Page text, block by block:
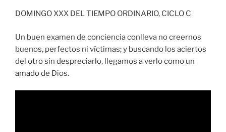
DOMINGO XXX DEL TIEMPO ORDINARIO, CICLO C
Un buen examen de conciencia conlleva no creernos
buenos, perfectos ni víctimas; y buscando los aciertos
del otro sin despreciarlo, llegamos a verlo como un
amado de Dios.